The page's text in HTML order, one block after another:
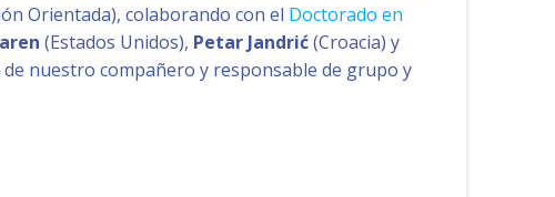
Orientada), colaborando con el Doctorado en
(Estados Unidos), Petar Jandrić(Croacia) y
nuestro compañero y responsable de grupo y